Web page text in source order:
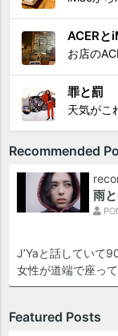
ACER
罪と罰
Recommended
雨
J’Yaと話していて
女性が道端で座っ
Featured Posts